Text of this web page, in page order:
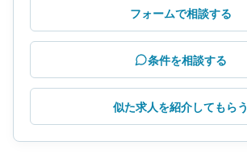
フォームで相談する
条件を相談する
似た求人を紹介してもらう